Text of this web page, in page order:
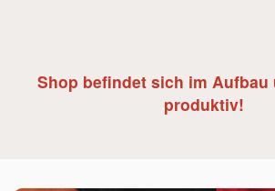
Shop befindet sich im
produktiv!